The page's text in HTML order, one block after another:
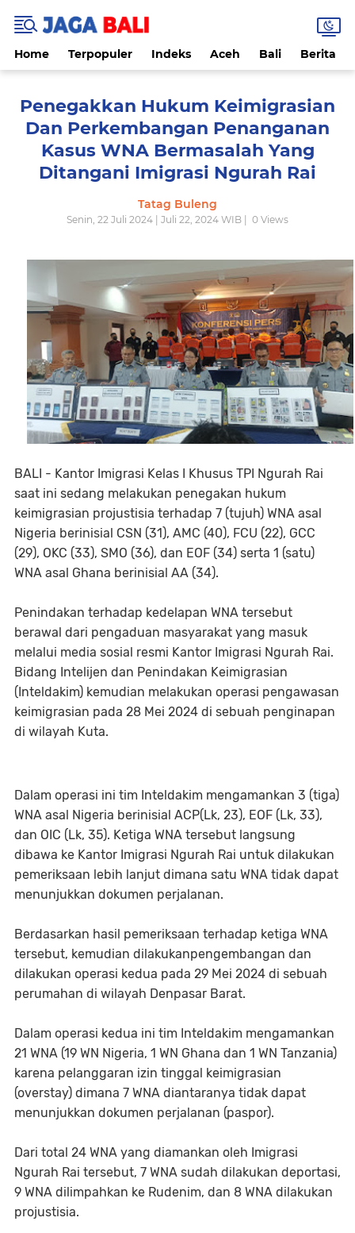
Home Terpopuler Indeks Aceh Bali Berita
Penegakkan Hukum Keimigrasian
Dan Perkembangan Penanganan
Kasus WNA Bermasalah Yang
Ditangani Imigrasi Ngurah Rai
Tatag Buleng
Senin, 22 Juli 2024 | Juli 22, 2024 WIB | 0 Views
BALI - Kantor Imigrasi Kelas I Khusus TPI Ngurah Rai
saat ini sedang melakukan penegakan hukum
keimigrasian projustisia terhadap 7 (tujuh) WNA asal
Nigeria berinisial CSN (31), AMC (40), FCU (22), GCC
(29), OKC (33), SMO (36), dan EOF (34) serta 1 (satu)
WNA asal Ghana berinisial AA (34).
Penindakan terhadap kedelapan WNA tersebut
berawal dari pengaduan masyarakat yang masuk
melalui media sosial resmi Kantor Imigrasi Ngurah Rai.
Bidang Intelijen dan Penindakan Keimigrasian
(Inteldakim) kemudian melakukan operasi pengawasan
keimigrasian pada 28 Mei 2024 di sebuah penginapan
di wilayah Kuta.
Dalam operasi ini tim Inteldakim mengamankan 3 (tiga)
WNA asal Nigeria berinisial ACP(Lk, 23), EOF (Lk, 33),
dan OIC (Lk, 35). Ketiga WNA tersebut langsung
dibawa ke Kantor Imigrasi Ngurah Rai untuk dilakukan
pemeriksaan lebih lanjut dimana satu WNA tidak dapat
menunjukkan dokumen perjalanan.
Berdasarkan hasil pemeriksaan terhadap ketiga WNA
tersebut, kemudian dilakukanpengembangan dan
dilakukan operasi kedua pada 29 Mei 2024 di sebuah
perumahan di wilayah Denpasar Barat.
Dalam operasi kedua ini tim Inteldakim mengamankan
21 WNA (19 WN Nigeria, 1 WN Ghana dan 1 WN Tanzania)
karena pelanggaran izin tinggal keimigrasian
(overstay) dimana 7 WNA diantaranya tidak dapat
menunjukkan dokumen perjalanan (paspor).
Dari total 24 WNA yang diamankan oleh Imigrasi
Ngurah Rai tersebut, 7 WNA sudah dilakukan deportasi,
9 WNA dilimpahkan ke Rudenim, dan 8 WNA dilakukan
projustisia.